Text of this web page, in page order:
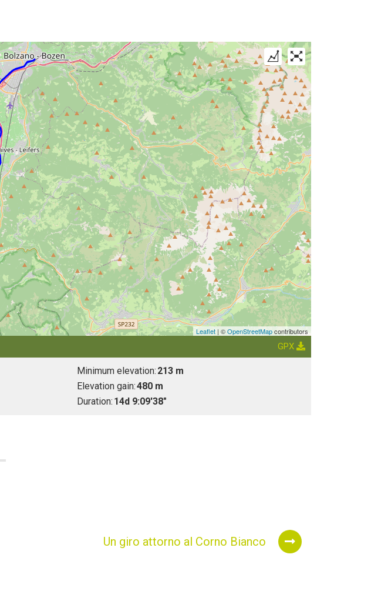
Leaflet | ©OpenStreetMapcontributors
GPX
Minimum elevation: 213 m
Elevation gain:480 m
Duration: 14d 9:09'38"
Un giro attorno al Corno Bianco